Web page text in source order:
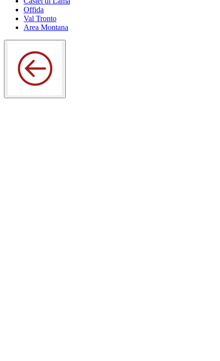
Offida
Val Tronto
Area Montana